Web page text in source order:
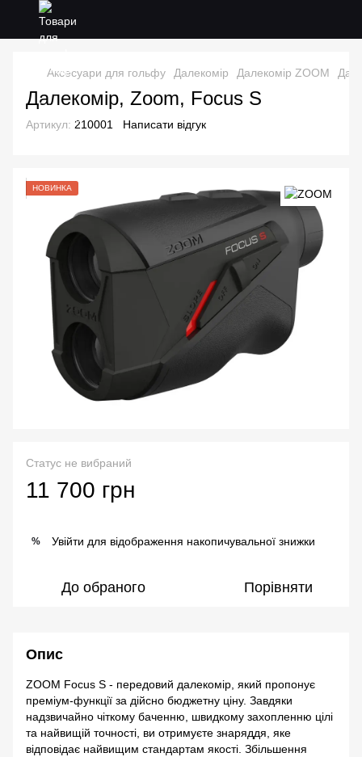
Аксесуари для гольфу Далекомір Далекомір ZOOM
Далекомір, Zoom, Focus S
Артикул: 210001 Написати відгук
НОВИНКА
Статус не вибраний
11 700 грн
% Увійти для відображення накопичувальної знижки
До обраного Порівняти
Опис
ZOOM Focus S - передовий далекомір, який пропонує
преміум-функції за дійсно бюджетну ціну. Завдяки
надзвичайно чіткому баченню, швидкому захопленню цілі
та найвищій точності, ви отримуєте знаряддя, яке
відповідає найвищим стандартам якості. Збільшення